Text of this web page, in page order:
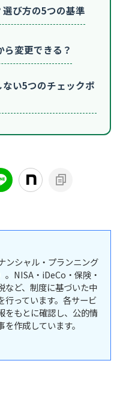
び方の5つの基準
変更できる？
い5つのチェックポ
ンシャル・プランニング
。NISA・iDeCo・保険・
など、制度に基づいた中
行っています。各サービ
をもとに確認し、公的情
作成しています。